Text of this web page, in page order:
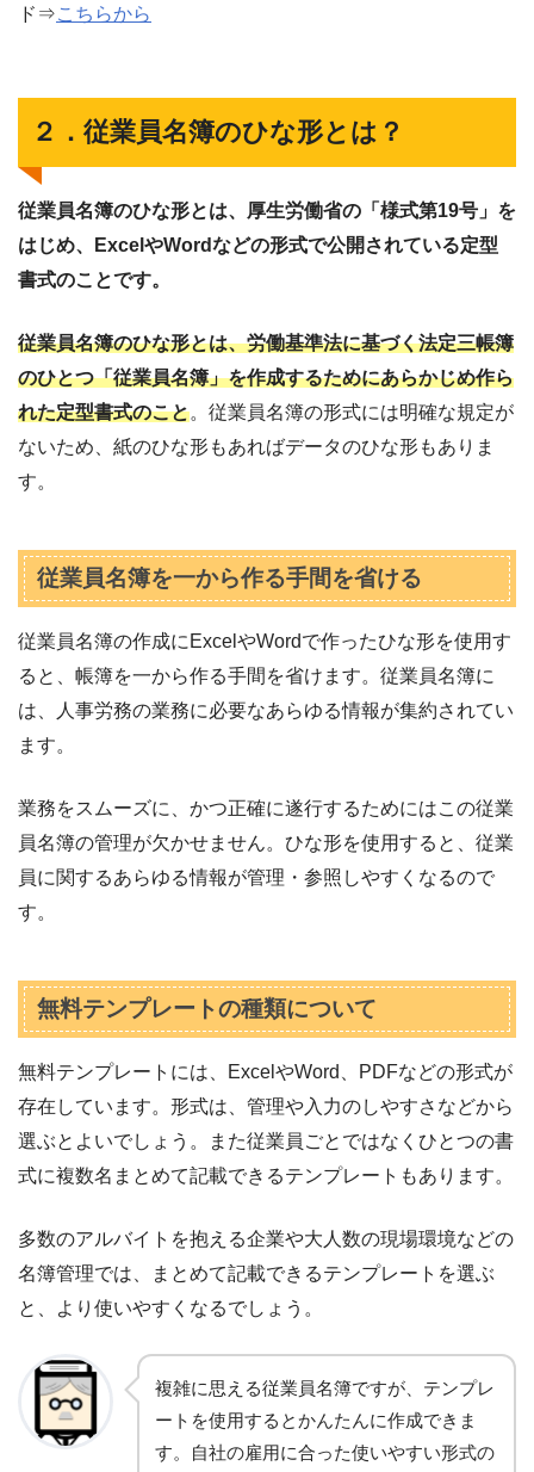
ド⇒こちらから
２．従業員名簿のひな形とは？
従業員名簿のひな形とは、厚生労働省の「様式第19号」を
はじめ、ExcelやWordなどの形式で公開されている定型
書式のことです。
従業員名簿のひな形とは、労働基準法に基づく法定三帳簿
のひとつ「従業員名簿」を作成するためにあらかじめ作ら
れた定型書式のこと。従業員名簿の形式には明確な規定が
ないため、紙のひな形もあればデータのひな形もありま
す。
従業員名簿を一から作る手間を省ける
従業員名簿の作成にExcelやWordで作ったひな形を使用す
ると、帳簿を一から作る手間を省けます。従業員名簿に
は、人事労務の業務に必要なあらゆる情報が集約されてい
ます。
業務をスムーズに、かつ正確に遂行するためにはこの従業
員名簿の管理が欠かせません。ひな形を使用すると、従業
員に関するあらゆる情報が管理・参照しやすくなるので
す。
無料テンプレートの種類について
無料テンプレートには、ExcelやWord、PDFなどの形式が
存在しています。形式は、管理や入力のしやすさなどから
選ぶとよいでしょう。また従業員ごとではなくひとつの書
式に複数名まとめて記載できるテンプレートもあります。
多数のアルバイトを抱える企業や大人数の現場環境などの
名簿管理では、まとめて記載できるテンプレートを選ぶ
と、より使いやすくなるでしょう。
複雑に思える従業員名簿ですが、テンプレ
ートを使用するとかんたんに作成できま
す。自社の雇用に合った使いやすい形式の